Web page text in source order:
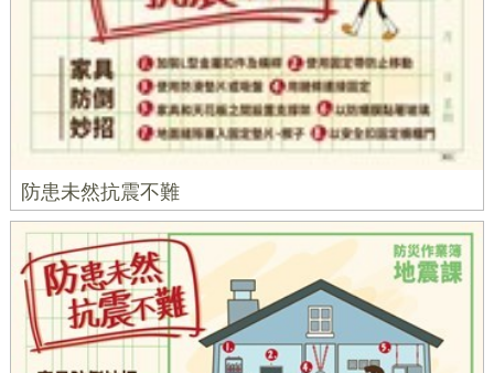
防患未然抗震不難